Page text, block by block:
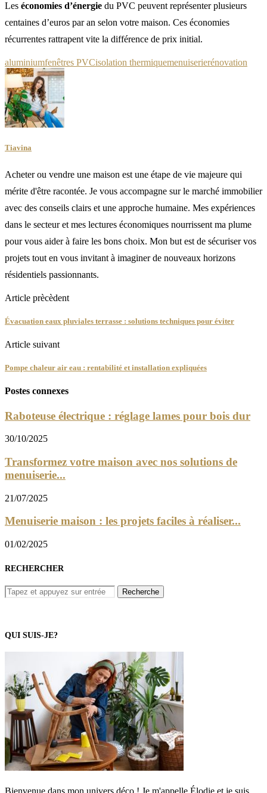
Les économies d’énergie du PVC peuvent représenter plusieurs
centaines d’euros par an selon votre maison. Ces économies
récurrentes rattrapent vite la différence de prix initial.
aluminiumfenêtres PVCisolation thermiquemenuiserierénovation
Tiavina
Acheter ou vendre une maison est une étape de vie majeure qui
mérite d'être racontée. Je vous accompagne sur le marché immobilier
avec des conseils clairs et une approche humaine. Mes expériences
dans le secteur et mes lectures économiques nourrissent ma plume
pour vous aider à faire les bons choix. Mon but est de sécuriser vos
projets tout en vous invitant à imaginer de nouveaux horizons
résidentiels passionnants.
Article prècèdent
Évacuation eaux pluviales terrasse : solutions techniques pour éviter
Article suivant
Pompe chaleur air eau : rentabilité et installation expliquées
Postes connexes
Raboteuse électrique : réglage lames pour bois dur
30/10/2025
Transformez votre maison avec nos solutions de
menuiserie...
21/07/2025
Menuiserie maison : les projets faciles à réaliser...
01/02/2025
RECHERCHER
QUI SUIS-JE?